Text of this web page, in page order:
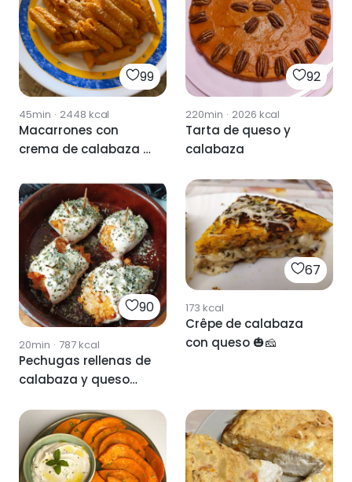
99
45min · 2448 kcal
Macarrones con
crema de calabaza y
92
220min · 2026 kcal
Tarta de queso y
calabaza
90
20min · 787kcal
Pechugas rellenas de
calabaza y queso
67
173 kcal
Crêpe de calabaza
con queso 🎃🧀